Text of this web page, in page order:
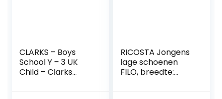
CLARKS – Boys
School Y – 3 UK
Child – Clarks
RICOSTA Jongens
lage schoenen
FILO, breedte: